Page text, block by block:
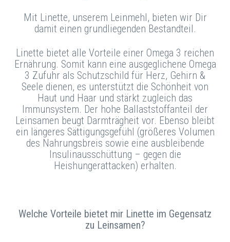
Mit Linette, unserem Leinmehl, bieten wir Dir
damit einen grundliegenden Bestandteil.
Linette bietet alle Vorteile einer Omega 3 reichen
Ernährung. Somit kann eine ausgeglichene Omega
3 Zufuhr als Schutzschild für Herz, Gehirn &
Seele dienen, es unterstützt die Schönheit von
Haut und Haar und stärkt zugleich das
Immunsystem. Der hohe Ballaststoffanteil der
Leinsamen beugt Darmträgheit vor. Ebenso bleibt
ein längeres Sättigungsgefühl (größeres Volumen
des Nahrungsbreis sowie eine ausbleibende
Insulinausschüttung – gegen die
Heishungerattacken) erhalten.
Welche Vorteile bietet mir Linette im Gegensatz
zu Leinsamen?